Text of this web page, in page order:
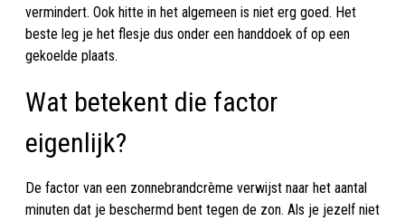
vermindert. Ook hitte in het algemeen is niet erg goed. Het
beste leg je het flesje dus onder een handdoek of op een
gekoelde plaats.
Wat betekent die factor
eigenlijk?
De factor van een zonnebrandcrème verwijst naar het aantal
minuten dat je beschermd bent tegen de zon. Als je jezelf niet